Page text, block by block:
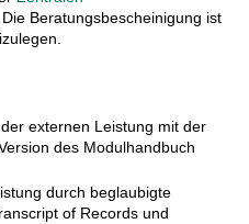
Beratungsbescheinigung ist
externen Leistung mit der
des Modulhandbuch
durch beglaubigte
of Records und